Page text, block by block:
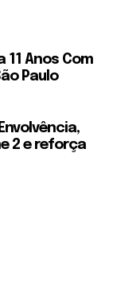
11 Anos Com
Paulo
2 e reforça